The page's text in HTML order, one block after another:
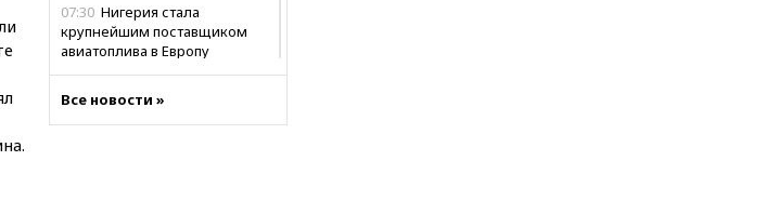
07:30 Нигерия стала
крупнейшим поставщиком
авиатоплива в Европу
обсуждают координацию
усилий против наркотрафика
Все новости »